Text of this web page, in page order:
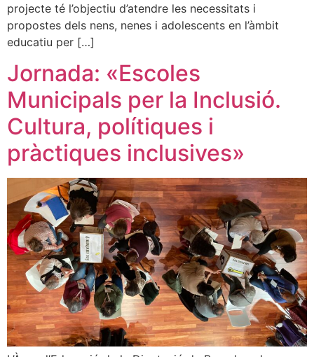
projecte té l’objectiu d’atendre les necessitats i
propostes dels nens, nenes i adolescents en l’àmbit
educatiu per […]
Jornada: «Escoles
Municipals per la Inclusió.
Cultura, polítiques i
pràctiques inclusives»